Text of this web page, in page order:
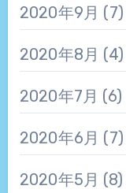
2020年9月 (7)
2020年8月 (4)
2020年7月 (6)
2020年6月 (7)
2020年5月 (8)